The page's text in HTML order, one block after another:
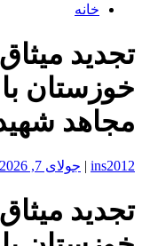
خانه
تجدید
خوزستان
مجاهد
ins2012
| جولای 7, 2026
تجدید